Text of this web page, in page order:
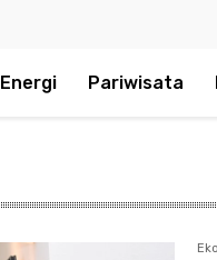
Energi Pariwisata